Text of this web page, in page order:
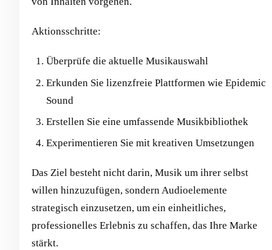
Aktionsschritte:
Überprüfe die aktuelle Musikauswahl
Erkunden Sie lizenzfreie Plattformen wie Epidemic
Sound
Erstellen Sie eine umfassende Musikbibliothek
Experimentieren Sie mit kreativen Umsetzungen
Das Ziel besteht nicht darin, Musik um ihrer selbst
willen hinzuzufügen, sondern Audioelemente
strategisch einzusetzen, um ein einheitliches,
professionelles Erlebnis zu schaffen, das Ihre Marke
stärkt.